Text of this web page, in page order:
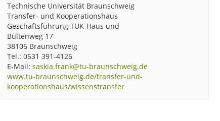
Technische Universität Braunschweig
Transfer- und Kooperationshaus
Geschäftsführung TUK-Haus und
Bültenweg 17
38106 Braunschweig
Tel.: 0531 391-4126
E-Mail:saskia.frank@tu-braunschweig.de
www.tu-braunschweig.de/transfer-und-
kooperationshaus/wissenstransfer